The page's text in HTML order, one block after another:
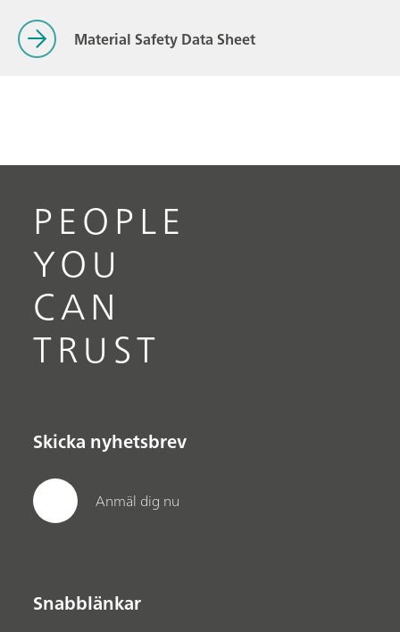
Material Safety Data Sheet
PEOPLE
YOU
CAN
TRUST
Skicka nyhetsbrev
Anmäl dig nu
Snabblänkar